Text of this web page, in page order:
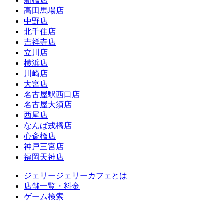
高田馬場店
中野店
北千住店
吉祥寺店
立川店
横浜店
川崎店
大宮店
名古屋駅西口店
名古屋大須店
西尾店
なんば戎橋店
心斎橋店
神戸三宮店
福岡天神店
ジェリージェリーカフェとは
店舗一覧・料金
ゲーム検索